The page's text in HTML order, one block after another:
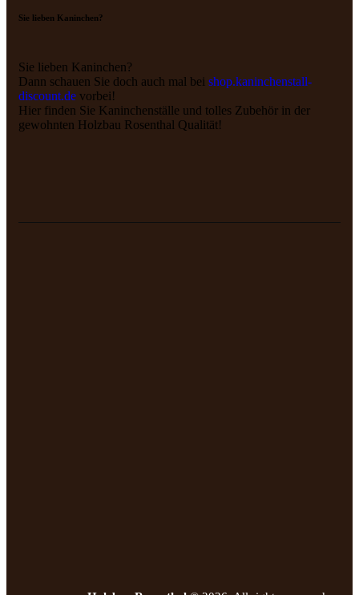
Sie lieben Kaninchen?
Sie lieben Kaninchen?
Dann schauen Sie doch auch mal bei shop.kaninchenstall-
discount.de vorbei!
Hier finden Sie Kaninchenställe und tolles Zubehör in der
gewohnten Holzbau Rosenthal Qualität!